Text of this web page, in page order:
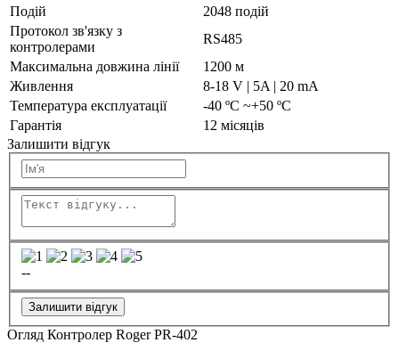
Подій
2048 подій
Протокол зв'язку з
контролерами
RS485
Максимальна довжина лінії
1200 м
Живлення
8-18 V | 5A | 20 mA
Температура експлуатації
-40 ºC ~+50 ºC
Гарантія
12 місяців
Залишити відгук
--
Залишити відгук
Огляд Контролер Roger PR-402